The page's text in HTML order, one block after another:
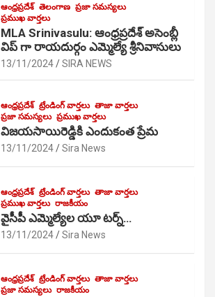
ఆంధ్రప్రదేశ్ తెలంగాణ ప్రజా సమస్యలు
ప్రముఖ వార్తలు
MLA Srinivasulu: ఆంధ్రప్రదేశ్ అసెంబ్లీ
విప్ గా రాయదుర్గం ఎమ్మెల్యే శ్రీనివాసులు
13/11/2024 SIRA NEWS
ఆంధ్రప్రదేశ్ ట్రేండింగ్ వార్తలు తాజా వార్తలు
ప్రజా సమస్యలు ప్రముఖ వార్తలు
విజయసాయిరెడ్డికి ఎందుకంత ప్రేమ
13/11/2024 Sira News
ఆంధ్రప్రదేశ్ ట్రేండింగ్ వార్తలు తాజా వార్తలు
ప్రముఖ వార్తలు రాజకీయం
వైసీపీ ఎమ్మెల్యేల యూ టర్న్…
13/11/2024 Sira News
ఆంధ్రప్రదేశ్ ట్రేండింగ్ వార్తలు తాజా వార్తలు
ప్రజా సమస్యలు రాజకీయం